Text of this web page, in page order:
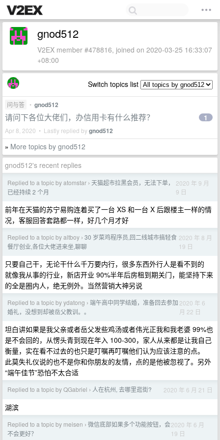
gnod512
V2EX member #478816, joined on 2020-03-25 16:33:07
+08:00
Switch topics list
问与答 • gnod512
请问下各位大佬们，办信用卡有什么推荐？
Apr 8, 2020 • Lastly replied bygnod512
1
» More topics by gnod512
gnod512's recent replies
Replied to a topic by atomstar › 天猫超市拉黑会员，无法下单，
已经持续 2 个月
2020 年 9 月
9 日
前年在天猫的苏宁易购连着买了一台 XS 和一台 X 后跟楼主一样的情
况，客服回答套路都一样，好几个月才好
Replied to a topic by altboy › 30 岁菜鸡程序员,回二线城市搞轻食
餐厅创业,各位大佬进来坐,聊聊
2020 年 8 月
19 日
只要自己干，无论干什么千万要内行，很多东西外行人是看不到的
就像我从事的行业，新店开业 90%半年后房租到期关门，能坚持下来
的全是圈内人，绝无例外。当然营销大神另说
Replied to a topic by ydatong › 端午高中同学结婚，准备回去参加
婚礼，没想到却被岳父教训。。
2020 年 6
月 22 日
坦白讲如果是我父亲或者岳父发些鸡汤或者伟光正我和我老婆 99%也
是不会回的，从愣头青到现在年入 100-300，家人从来都是让我自己
衡量，实在看不过去的也只是叮嘱再叮嘱他们认为应该注意的点。
此莫失礼仪说的也不是你和你朋友的友情，点的是他被忽视了。另外
“端午佳节”恐怕不太合适
Replied to a topic by QGabriel › 人在杭州, 去哪里逛街? 2020 年 6 月 21 日
湖滨
Replied to a topic by meisen › 微信底部如果多个功能按钮，会
不会更好？
2020 年 6 月
19 日